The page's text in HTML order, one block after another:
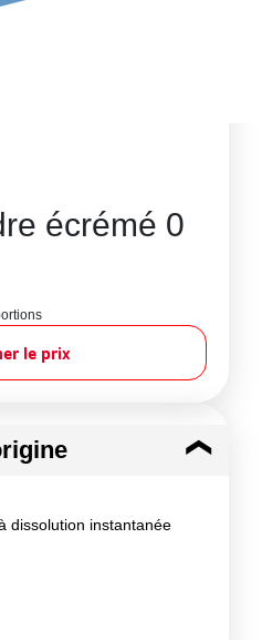
écrémé 0
le prix
dissolution instantanée